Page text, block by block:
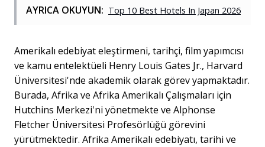
AYRICA OKUYUN: Top 10 Best Hotels In Japan 2026
Amerikalı edebiyat eleştirmeni, tarihçi, film yapımcısı
ve kamu entelektüeli Henry Louis Gates Jr., Harvard
Üniversitesi'nde akademik olarak görev yapmaktadır.
Burada, Afrika ve Afrika Amerikalı Çalışmaları için
Hutchins Merkezi'ni yönetmekte ve Alphonse
Fletcher Üniversitesi Profesörlüğü görevini
yürütmektedir. Afrika Amerikalı edebiyatı, tarihi ve